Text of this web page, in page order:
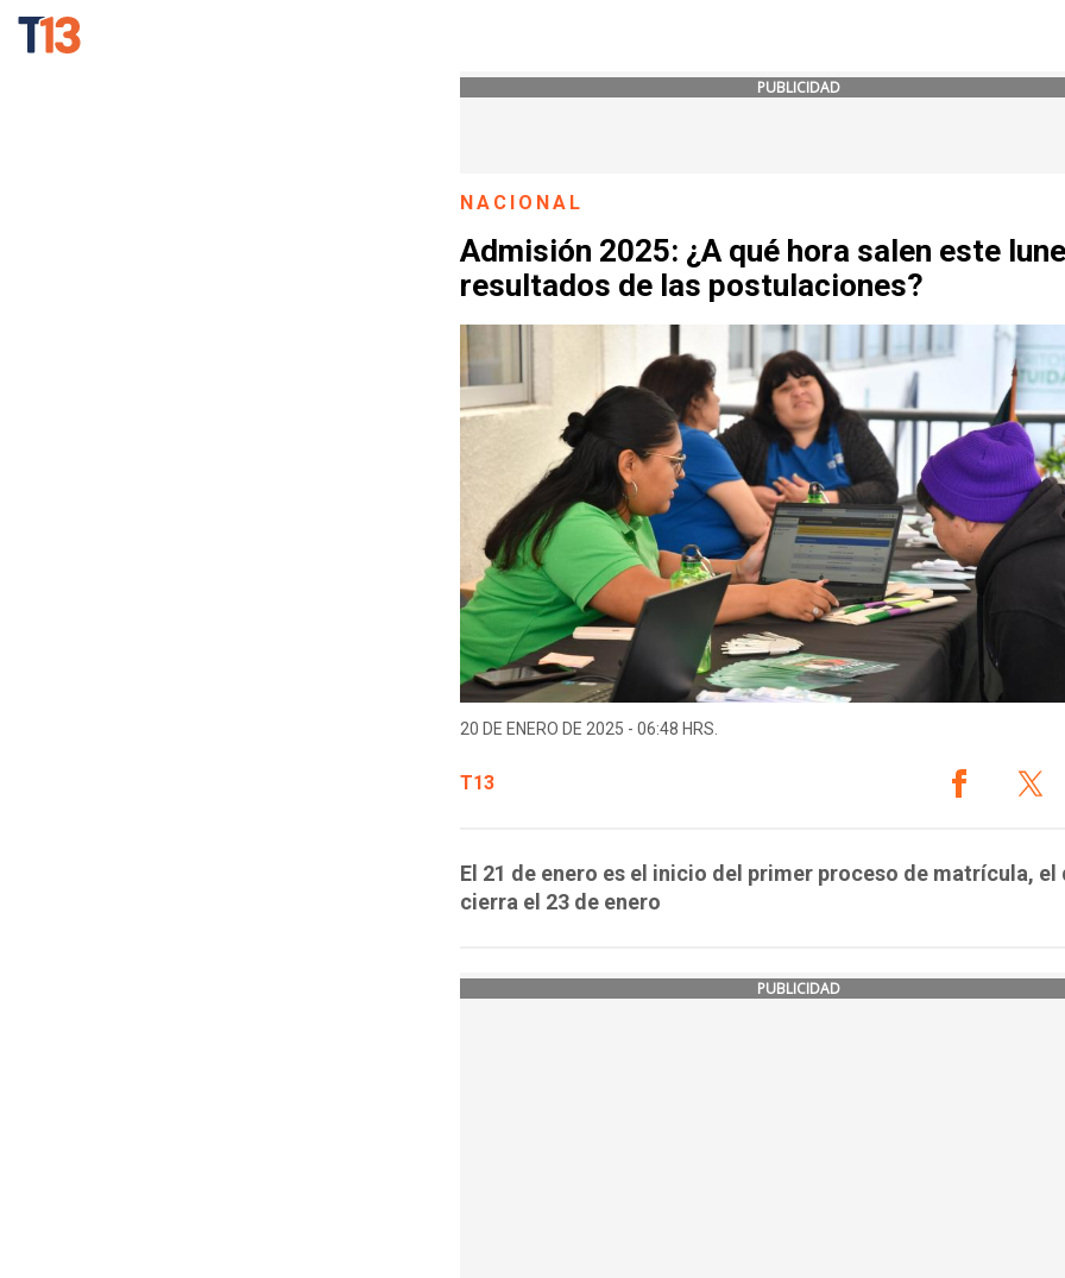
PUBLICIDAD
NACIONAL
Admisión 2025: ¿A qué hora salen este
resultados de las postulaciones?
20 DE ENERO DE 2025 - 06:48 HRS.
T13
El 21 de enero es el inicio del primer proceso de matrícula, el
cierra el 23 de enero
PUBLICIDAD